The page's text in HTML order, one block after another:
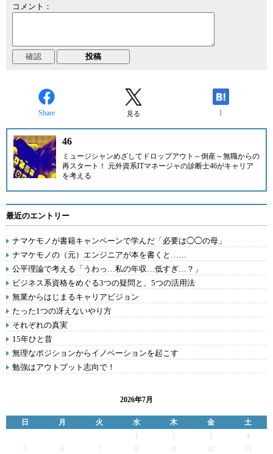
コメント：
Share 見る 1
46
ミュージシャンめざしてドロップアウト～倒産～無職からの
再スタート！ 元外資系ITマネージャの診断士46がキャリア
を考える
最近のエントリー
ナマケモノが書籍キャンペーンで学んだ「必要は◯◯の母」
ナマケモノの（元）エンジニアが本を書くと……
公平理論で考える「うわっ…私の年収…低すぎ…？」
ビジネス系資格をめぐる3つの疑問と、5つの活用法
無業からはじまるキャリアビジョン
たった1つの冴えないやり方
それぞれの真実
15年ひと昔
無理なポジションからイノベーションを起こす
勉強はアウトプット志向で！
2026年7月
日 月 火 水 木 金
土
2 3
4
5
6 7 9